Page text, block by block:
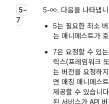
5-
7
5-∞. 다음을 나타냅
5는 필요한 최소
는 매니페스트가
7은 요청할 수 있
릭스(프레임워크
는 버전을 요청하
면 매칭 매니페스
제공할 수 있습니
된 서비스가 API